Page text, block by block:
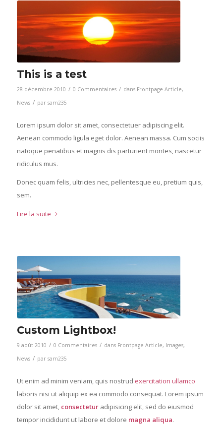
This is a test
28 décembre 2010 / 0 Commentaires / dans Frontpage Article,
News / par sam235
Lorem ipsum dolor sit amet, consectetuer adipiscing elit.
Aenean commodo ligula eget dolor. Aenean massa. Cum sociis
natoque penatibus et magnis dis parturient montes, nascetur
ridiculus mus.
Donec quam felis, ultricies nec, pellentesque eu, pretium quis,
sem.
Lire la suite
Custom Lightbox!
9 août 2010 / 0 Commentaires / dans Frontpage Article, Images,
News / par sam235
Ut enim ad minim veniam, quis nostrud exercitation ullamco
laboris nisi ut aliquip ex ea commodo consequat. Lorem ipsum
dolor sit amet, consecteturadipisicing elit, sed do eiusmod
tempor incididunt ut labore et dolore magna aliqua.